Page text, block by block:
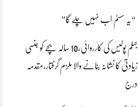
“یہ سسٹم اب نہیں چلے گا”
جہلم پولیس کی کارروائی،10 سالہ بچے کو جنسی
زیادتی کا نشانہ بنانے والا ملزم گرفتار،مقدمہ
درج